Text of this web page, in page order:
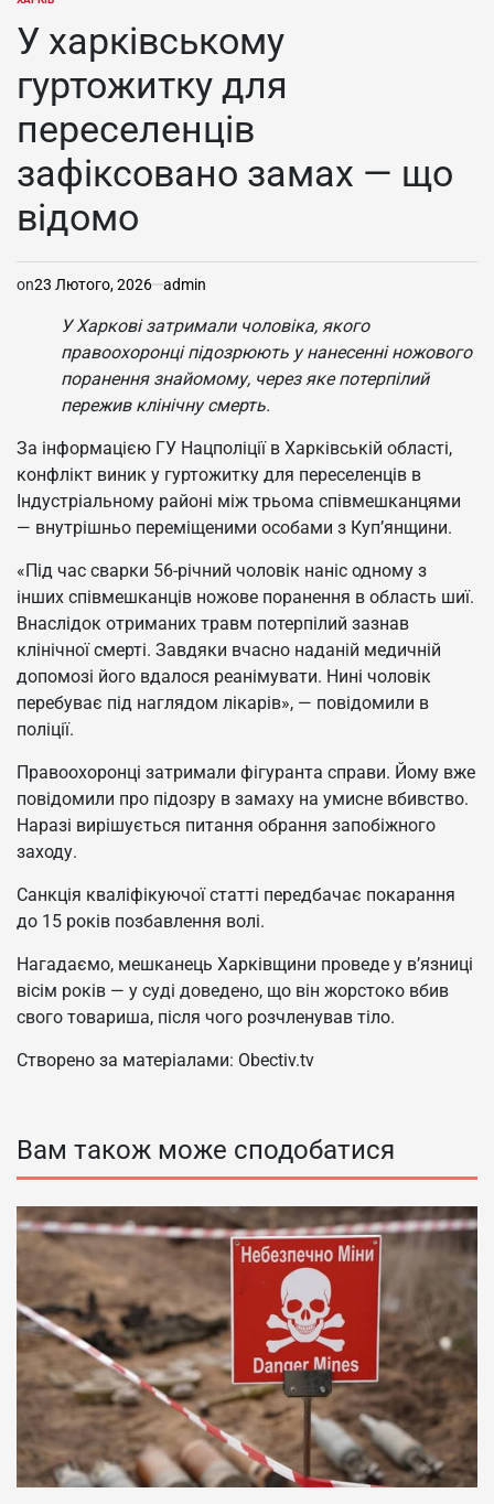
ОПУБЛІКУВАТИ
У харківському
гуртожитку для
переселенців
зафіксовано замах — що
відомо
on23 Лютого, 2026 admin
У Харкові затримали чоловіка, якого
правоохоронці підозрюють у нанесенні ножового
поранення знайомому, через яке потерпілий
пережив клінічну смерть.
За інформацією ГУ Нацполіції в Харківській області,
конфлікт виник у гуртожитку для переселенців в
Індустріальному районі між трьома співмешканцями
— внутрішньо переміщеними особами з Куп’янщини.
«Під час сварки 56-річний чоловік наніс одному з
інших співмешканців ножове поранення в область шиї.
Внаслідок отриманих травм потерпілий зазнав
клінічної смерті. Завдяки вчасно наданій медичній
допомозі його вдалося реанімувати. Нині чоловік
перебуває під наглядом лікарів», — повідомили в
поліції.
Правоохоронці затримали фігуранта справи. Йому вже
повідомили про підозру в замаху на умисне вбивство.
Наразі вирішується питання обрання запобіжного
заходу.
Санкція кваліфікуючої статті передбачає покарання
до 15 років позбавлення волі.
Нагадаємо, мешканець Харківщини проведе у в’язниці
вісім років — у суді доведено, що він жорстоко вбив
свого товариша, після чого розчленував тіло.
Створено за матеріалами: Obectiv.tv
Вам також може сподобатися